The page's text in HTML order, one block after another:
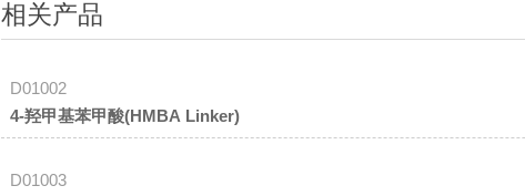
相关产品
D01002
4-羟甲基苯甲酸(HMBA Linker)
D01003